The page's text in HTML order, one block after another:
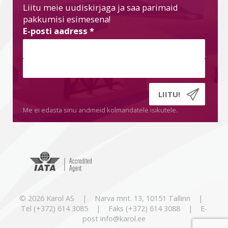
Liitu meie uudiskirjaga ja saa parimaid
pakkumisi esimesena!
E-posti aadress *
Me ei edasta sinu andmeid kolmandatele isikutele.
© 2026 Karol AS | Narva mnt. 13, 10151 Tallinn |
Tel (+372) 614 3085 | Faks (+372) 614 3088 | E-
post info@karol.ee